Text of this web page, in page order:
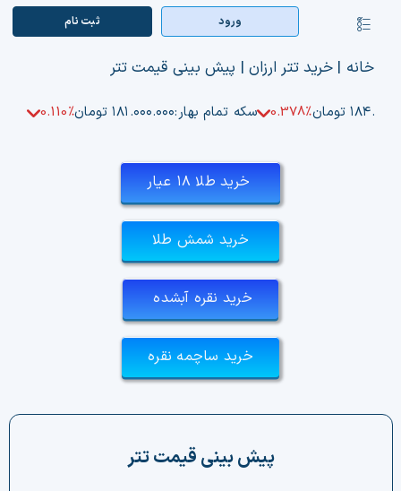
content
کنترلر
صفحه‌بندی
صفحه اصلی
بازار ارزها
تابلوخوانی ارزهای دیجیتال
فیلتر ارزهای دیجیتال
ورود ثبت‌ نام
خانه | خرید تتر ارزان | پیش بینی قیمت تتر
تومان 0.378% سکه تمام بهار:۱۸۱.۰۰۰.۰۰۰ تومان 0.110%
خرید طلا ۱۸ عیار
خرید شمش طلا
خرید نقره آبشده
خرید ساچمه نقره
پیش بینی قیمت تتر